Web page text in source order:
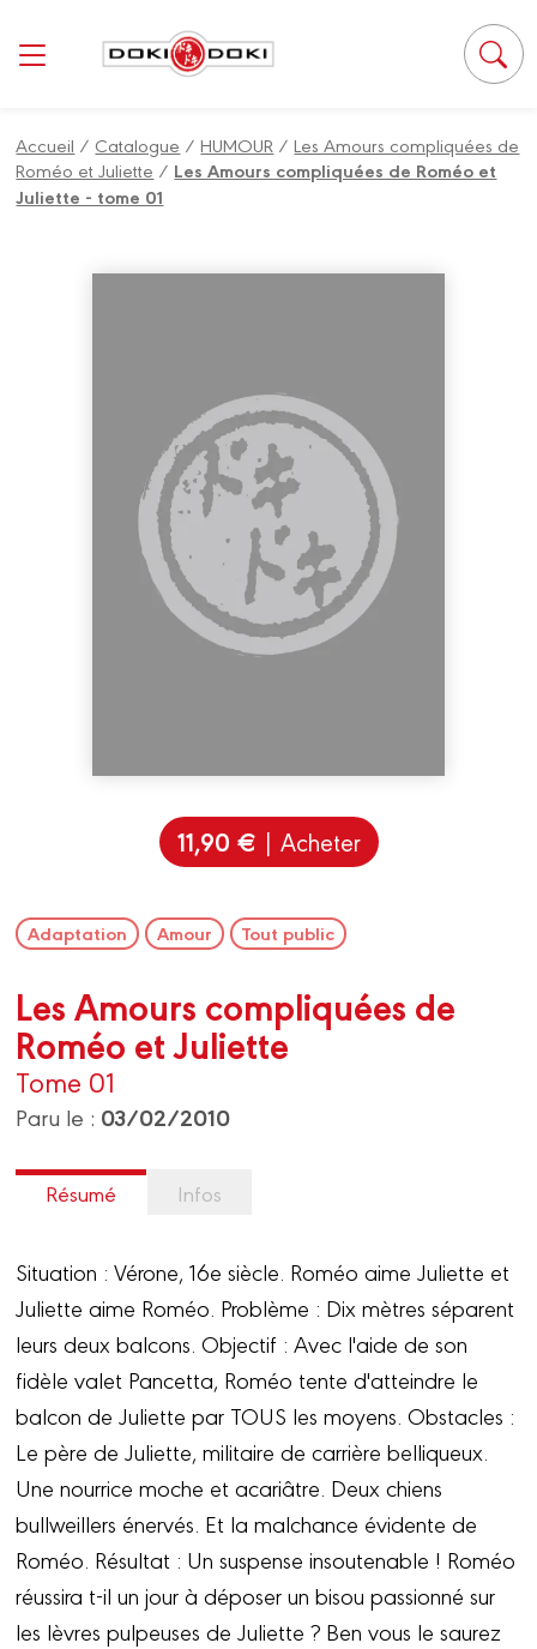
Accueil / Catalogue /HUMOUR /Les Amours compliquées de
Roméo et Juliette / Les Amours compliquées de Roméo et
Juliette - tome 01
11,90 € | Acheter
Adaptation Amour Tout public
Les Amours compliquées de
Roméo et Juliette
Tome 01
Paru le : 03/02/2010
Résumé Infos
Situation : Vérone, 16e siècle. Roméo aime Juliette et
Juliette aime Roméo. Problème : Dix mètres séparent
leurs deux balcons. Objectif : Avec l'aide de son
fidèle valet Pancetta, Roméo tente d'atteindre le
balcon de Juliette par TOUS les moyens. Obstacles :
Le père de Juliette, militaire de carrière belliqueux.
Une nourrice moche et acariâtre. Deux chiens
bullweillers énervés. Et la malchance évidente de
Roméo. Résultat : Un suspense insoutenable ! Roméo
réussira t-il un jour à déposer un bisou passionné sur
les lèvres pulpeuses de Juliette ? Ben vous le saurez